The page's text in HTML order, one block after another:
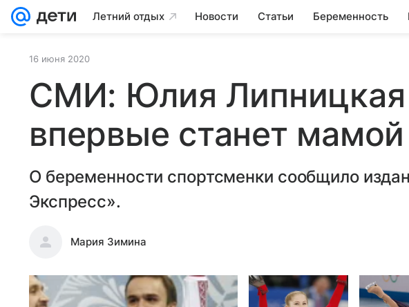
Летний отдых Новости Статьи Беременность
16 июня 2020
СМИ: Юлия Липницкая
впервые станет мамой
О беременности спортсменки сообщило
Экспресс».
Мария Зимина